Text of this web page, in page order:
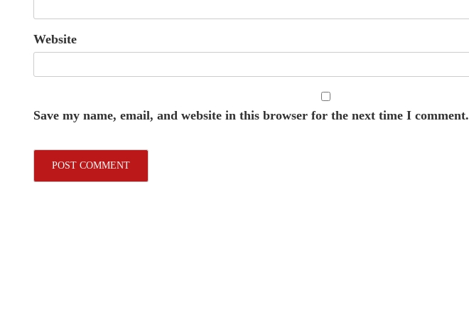
Website
Save my name, email, and website in this browser for the next time I comment.